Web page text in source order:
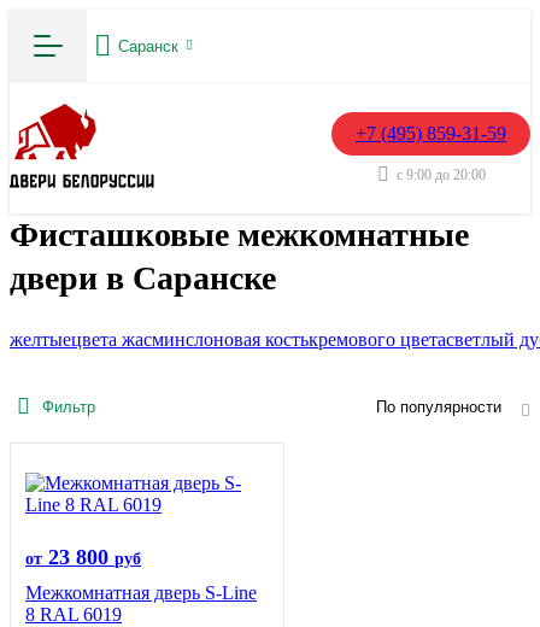
Саранск
+7 (495) 859-31-59
с 9:00 до 20:00
Фисташковые межкомнатные
двери в Саранске
желтыецвета жасминслоновая костькремового цветасветлый
Фильтр По популярности
от 23 800 руб
Межкомнатная дверь S-Line
8 RAL 6019